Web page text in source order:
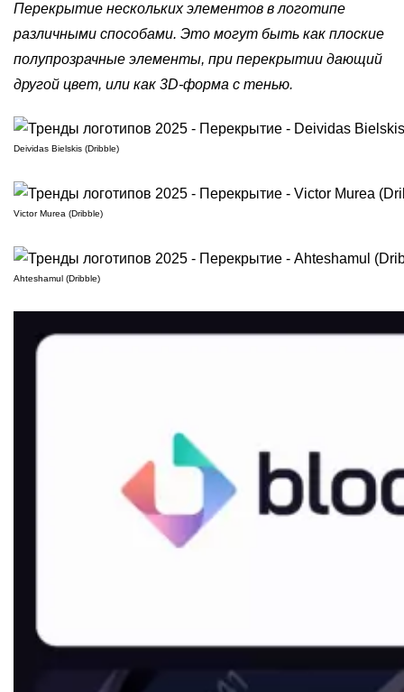
Перекрытие нескольких элементов в логотипе
различными способами. Это могут быть как плоские
полупрозрачные элементы, при перекрытии дающий
другой цвет, или как 3D-форма с тенью.
Deividas Bielskis (Dribble)
Victor Murea (Dribble)
Ahteshamul (Dribble)